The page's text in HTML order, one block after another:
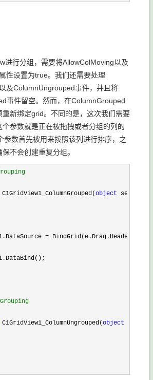
进行分组，需要将AllowColMoving以及
性设置为true。我们还需要处理
及ColumnUngrouped事件，并且将
事件留空。然而，在ColumnGrouped
重新绑定grid。不同的是，这次我们需要
参数就是正在被拖拽或者分组的列的
参数首先被用来按照该列进行排序，之
不会创建重复分组。
C1GridView1_ColumnGrouped(object sender,
= BindGrid(e.Drag.HeaderText);
C1GridView1_ColumnUngrouped(object